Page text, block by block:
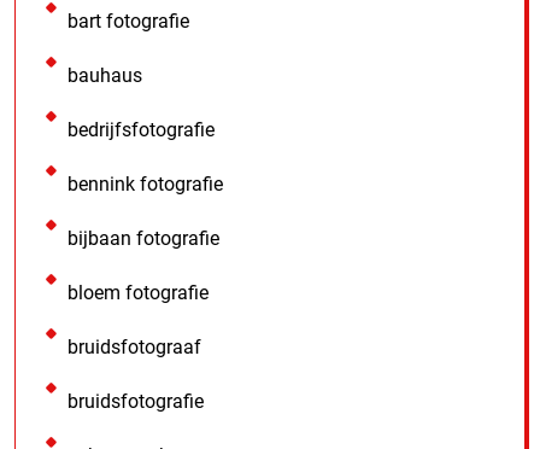
bart fotografie
bauhaus
bedrijfsfotografie
bennink fotografie
bijbaan fotografie
bloem fotografie
bruidsfotograaf
bruidsfotografie